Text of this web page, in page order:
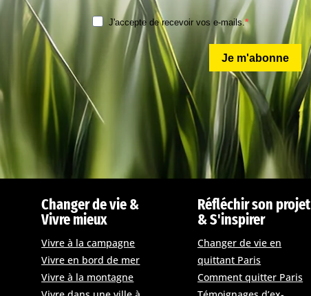
J'accepte de recevoir vos e-mails.
Je m'abonne
Changer de vie &
Vivre mieux
Vivre à la campagne
Vivre en bord de mer
Vivre à la montagne
Réfléchir son projet
& S'inspirer
Changer de vie en
quittant Paris
Comment quitter Paris